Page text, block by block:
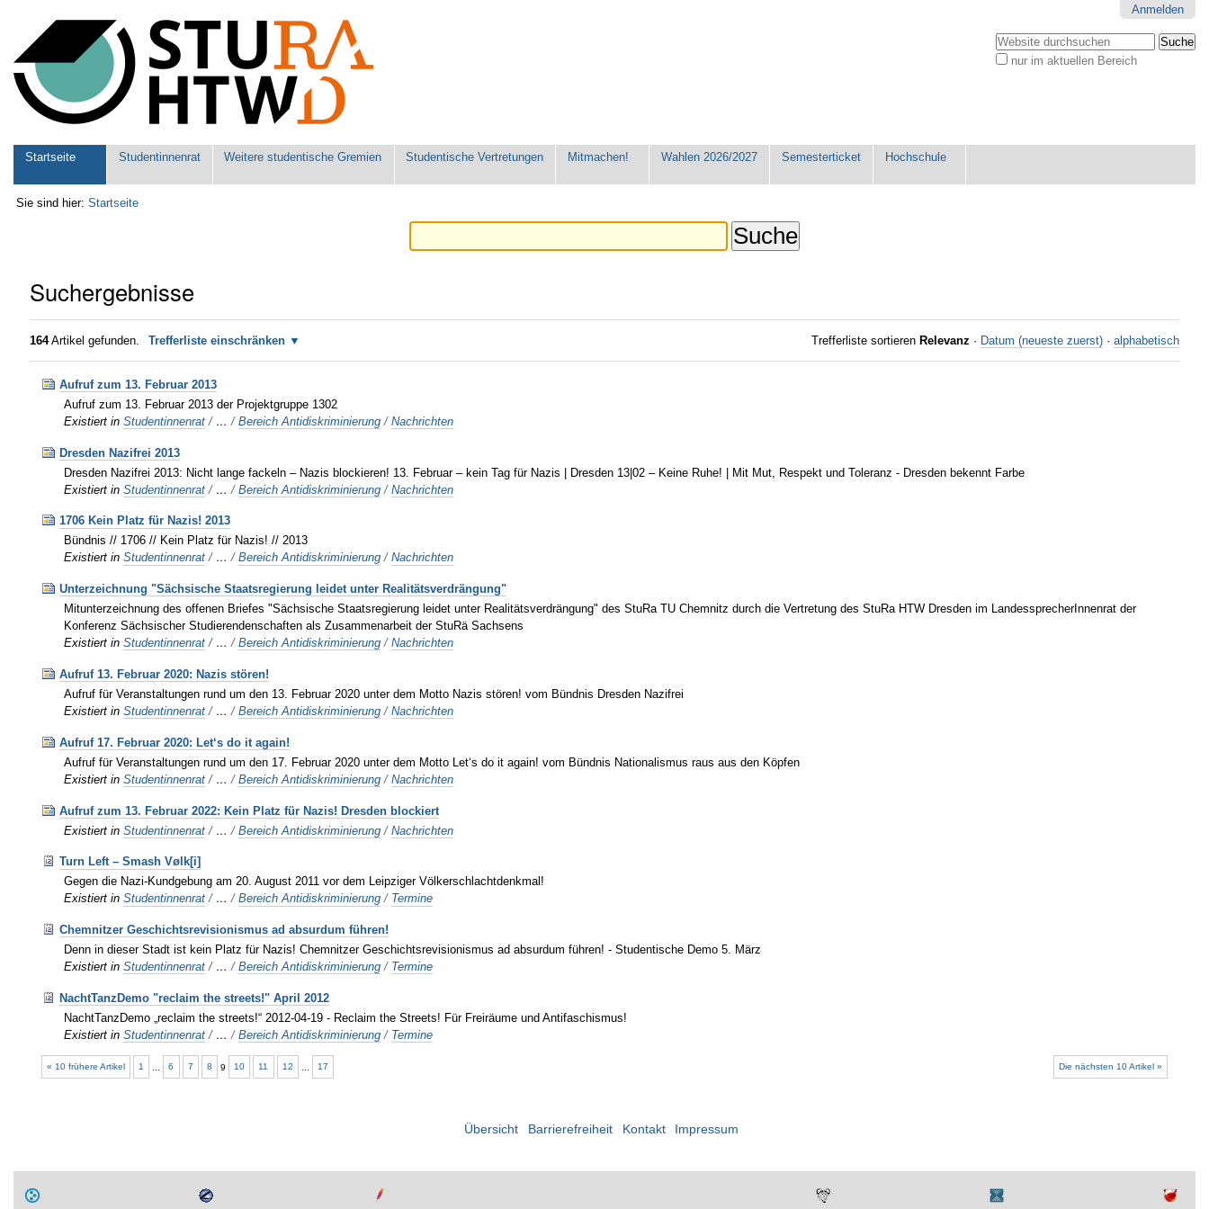
Werkzeuge
Anmelden
Website durchsuchen
nur im aktuellen Bereich
Sektionen
Startseite Studentinnenrat Weitere studentische Gremien Studentische Vertretungen Mitmachen! Wahlen 2026/2027 Semesterticket Hochschule
Sie sind hier: Startseite
Suchergebnisse
164Artikel gefunden. Trefferliste einschränken Trefferliste sortieren Relevanz · Datum (neueste zuerst) · alphabetisch
Aufruf zum 13. Februar 2013
Aufruf zum 13. Februar 2013 der Projektgruppe 1302
Existiert in Studentinnenrat / …/Bereich Antidiskriminierung /Nachrichten
Dresden Nazifrei 2013
Dresden Nazifrei 2013: Nicht lange fackeln – Nazis blockieren! 13. Februar – kein Tag für Nazis | Dresden 13|02 – Keine Ruhe! | Mit Mut, Respekt und Toleranz - Dresden bekennt Farbe
Existiert in Studentinnenrat / …/Bereich Antidiskriminierung /Nachrichten
1706 Kein Platz für Nazis! 2013
Bündnis // 1706 // Kein Platz für Nazis! // 2013
Existiert in Studentinnenrat / …/Bereich Antidiskriminierung /Nachrichten
Unterzeichnung "Sächsische Staatsregierung leidet unter Realitätsverdrängung"
Mitunterzeichnung des offenen Briefes "Sächsische Staatsregierung leidet unter Realitätsverdrängung" des StuRa TU Chemnitz durch die Vertretung des StuRa HTW Dresden im LandessprecherInnenrat der
Konferenz Sächsischer Studierendenschaften als Zusammenarbeit der StuRä Sachsens
Existiert in Studentinnenrat / …/Bereich Antidiskriminierung /Nachrichten
Aufruf 13. Februar 2020: Nazis stören!
Aufruf für Veranstaltungen rund um den 13. Februar 2020 unter dem Motto Nazis stören! vom Bündnis Dresden Nazifrei
Existiert in Studentinnenrat / …/Bereich Antidiskriminierung /Nachrichten
Aufruf 17. Februar 2020: Let‘s do it again!
Aufruf für Veranstaltungen rund um den 17. Februar 2020 unter dem Motto Let‘s do it again! vom Bündnis Nationalismus raus aus den Köpfen
Existiert in Studentinnenrat / …/Bereich Antidiskriminierung /Nachrichten
Aufruf zum 13. Februar 2022: Kein Platz für Nazis! Dresden blockiert
Existiert in Studentinnenrat / …/Bereich Antidiskriminierung /Nachrichten
Turn Left – Smash Vølk[i]
Gegen die Nazi-Kundgebung am 20. August 2011 vor dem Leipziger Völkerschlachtdenkmal!
Existiert in Studentinnenrat / …/Bereich Antidiskriminierung / Termine
Chemnitzer Geschichtsrevisionismus ad absurdum führen!
Denn in dieser Stadt ist kein Platz für Nazis! Chemnitzer Geschichtsrevisionismus ad absurdum führen! - Studentische Demo 5. März
Existiert in Studentinnenrat / …/Bereich Antidiskriminierung / Termine
NachtTanzDemo "reclaim the streets!" April 2012
NachtTanzDemo „reclaim the streets!“ 2012-04-19 - Reclaim the Streets! Für Freiräume und Antifaschismus!
Existiert in Studentinnenrat / …/Bereich Antidiskriminierung / Termine
« 10 frühere Artikel Die nächsten 10 Artikel »
1 6 7 8 9 10 11 12 17
Übersicht Barrierefreiheit Kontakt Impressum